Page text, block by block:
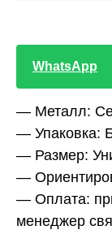
WhatsApp
— Металл:
— Упаковка:
— Размер:
—
— Оплата:
менеджер